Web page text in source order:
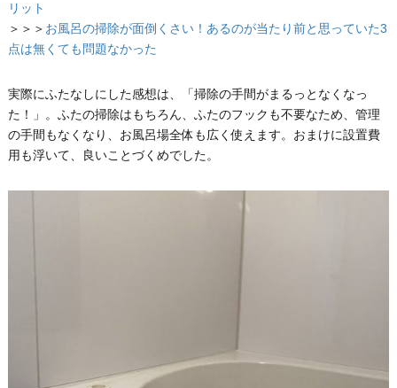
リット
＞＞＞ お風呂の掃除が面倒くさい！あるのが当たり前と思っていた3
点は無くても問題なかった
実際にふたなしにした感想は、「掃除の手間がまるっとなくなっ
た！」。ふたの掃除はもちろん、ふたのフックも不要なため、管理
の手間もなくなり、お風呂場全体も広く使えます。おまけに設置費
用も浮いて、良いことづくめでした。